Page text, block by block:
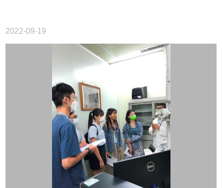
2022-09-19